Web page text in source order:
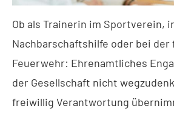
Ob als Trainerin im Sportverein,
Nachbarschaftshilfe oder bei
Feuerwehr: Ehrenamtliches
der Gesellschaft nicht
freiwillig Verantwortung